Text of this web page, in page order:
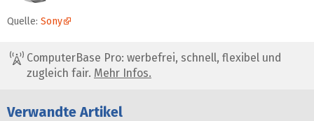
Quelle: Sony
ComputerBase Pro: werbefrei, schnell, flexibel und
zugleich fair. Mehr Infos.
Verwandte Artikel